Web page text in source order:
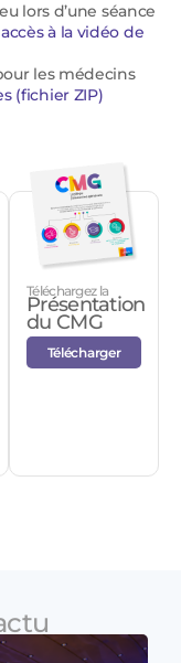
lors d’une séance
accès à la vidéo de
les médecins
(fichier ZIP)
Téléchargez la
Présentation
du CMG
Télécharger